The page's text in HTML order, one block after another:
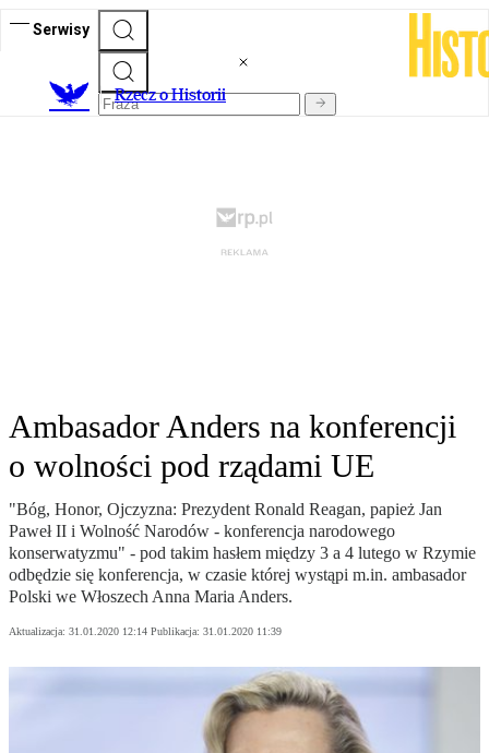
Serwisy
Rzecz o Historii
Ambasador Anders na konferencji
o wolności pod rządami UE
"Bóg, Honor, Ojczyzna: Prezydent Ronald Reagan, papież Jan
Paweł II i Wolność Narodów - konferencja narodowego
konserwatyzmu" - pod takim hasłem między 3 a 4 lutego w Rzymie
odbędzie się konferencja, w czasie której wystąpi m.in. ambasador
Polski we Włoszech Anna Maria Anders.
Aktualizacja: 31.01.2020 12:14 Publikacja: 31.01.2020 11:39